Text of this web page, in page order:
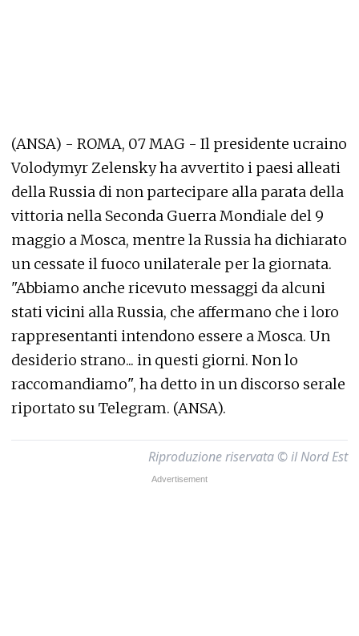
(ANSA) - ROMA, 07 MAG - Il presidente ucraino
Volodymyr Zelensky ha avvertito i paesi alleati
della Russia di non partecipare alla parata della
vittoria nella Seconda Guerra Mondiale del 9
maggio a Mosca, mentre la Russia ha dichiarato
un cessate il fuoco unilaterale per la giornata.
"Abbiamo anche ricevuto messaggi da alcuni
stati vicini alla Russia, che affermano che i loro
rappresentanti intendono essere a Mosca. Un
desiderio strano... in questi giorni. Non lo
raccomandiamo", ha detto in un discorso serale
riportato su Telegram. (ANSA).
Riproduzione riservata © il Nord Est